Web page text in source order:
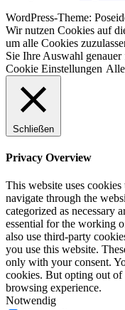
WordPress-Theme:
Wir nutzen Cookies auf
um alle Cookies
Sie Ihre Auswahl genauer
Cookie Einstellungen
Schließen
Privacy Overview
This website uses
navigate through the
categorized as necessary
essential for the working
also use third-party
you use this website.
only with your consent.
cookies. But opting out of
browsing experience.
Notwendig